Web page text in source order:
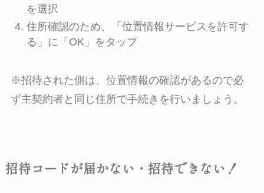
を選択
住所確認のため、「位置情報サービスを許可す
る」に「OK」をタップ
※招待された側は、位置情報の確認があるので必
ず主契約者と同じ住所で手続きを行いましょう 。
招待コードが届かない・招待できない！